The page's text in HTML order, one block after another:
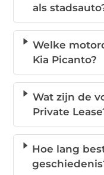
als
Welke
Kia Picanto?
Wat zijn de
Private
Hoe lang